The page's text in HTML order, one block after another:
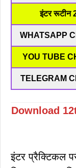
इंटर रूटीन
WHATSAPP
YOU TUBE
TELEGRAM
Download
इंटर प्रैक्टिकल